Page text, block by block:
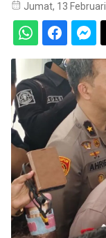
Jumat, 13